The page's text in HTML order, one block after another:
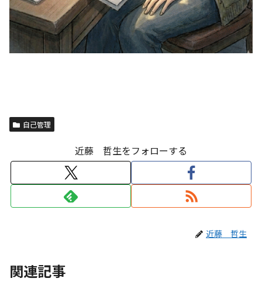
自己管理
近藤 哲生をフォローする
近藤 哲生
関連記事